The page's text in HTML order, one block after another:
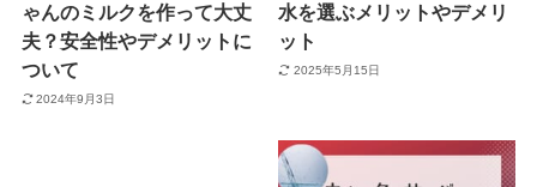
ゃんのミルクを作って大丈
夫？安全性やデメリットに
ついて
2024年9月3日
水を選ぶメリットやデメリ
ット
2025年5月15日